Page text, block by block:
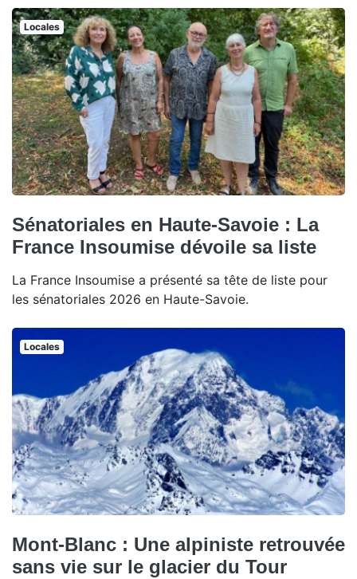
Locales
Sénatoriales en Haute-Savoie : La
France Insoumise dévoile sa liste
La France Insoumise a présenté sa tête de liste pour
les sénatoriales 2026 en Haute-Savoie.
Locales
Mont-Blanc : Une alpiniste retrouvée
sans vie sur le glacier du Tour